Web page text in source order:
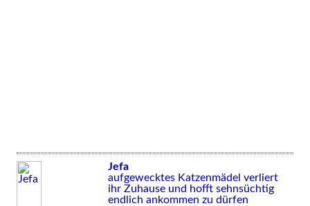
Jefa
aufgewecktes Katzenmädel verliert
ihr Zuhause und hofft sehnsüchtig
endlich ankommen zu dürfen